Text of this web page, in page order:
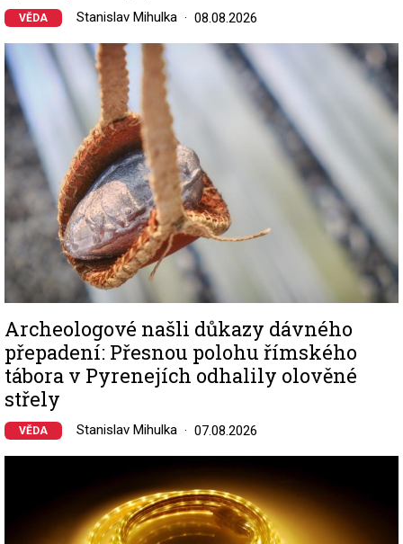
VĚDA Stanislav Mihulka 08.08.2026
Image
Archeologové našli důkazy dávného
přepadení: Přesnou polohu římského
tábora v Pyrenejích odhalily olověné
střely
VĚDA Stanislav Mihulka 07.08.2026